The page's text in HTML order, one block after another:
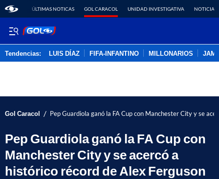
ÚLTIMAS NOTICAS GOL CARACOL UNIDAD INVESTIGATIVA NOTICIAS
Tendencias: LUIS DÍAZ FIFA-INFANTINO MILLONARIOS
Gol Caracol / Pep Guardiola ganó la FA Cup con Manchester City y se
Pep Guardiola ganó la FA Cup con
Manchester City y se acercó a
histórico récord de Alex Ferguson